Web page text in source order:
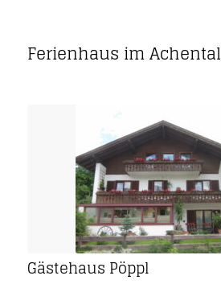
Ferienhaus im Achental
Gästehaus Pöppl